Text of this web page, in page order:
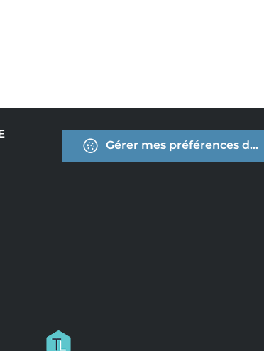
Gérer mes préférences de